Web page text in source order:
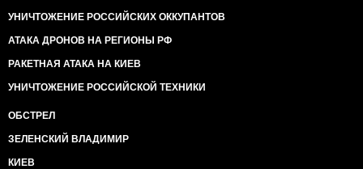
УНИЧТОЖЕНИЕ РОССИЙСКИХ ОККУПАНТОВ
АТАКА ДРОНОВ НА РЕГИОНЫ РФ
РАКЕТНАЯ АТАКА НА КИЕВ
УНИЧТОЖЕНИЕ РОССИЙСКОЙ ТЕХНИКИ
ОБСТРЕЛ
ЗЕЛЕНСКИЙ ВЛАДИМИР
КИЕВ